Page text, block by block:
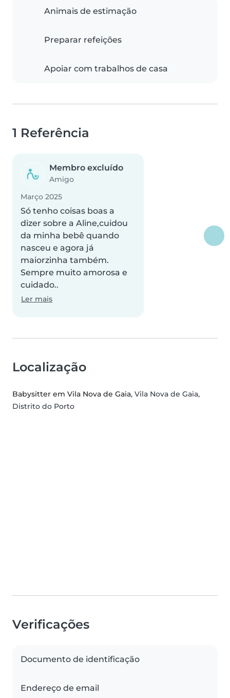
Animais de estimação
Preparar refeições
Apoiar com trabalhos de casa
1 Referência
Membro excluído
Amigo
Março 2025
Só tenho coisas boas a
dizer sobre a Aline,cuidou
da minha bebê quando
nasceu e agora já
maiorzinha também.
Sempre muito amorosa e
cuidado..
Ler mais
Localização
Babysitter em Vila Nova de Gaia, Vila Nova de Gaia,
Distrito do Porto
Verificações
Documento de identificação
Endereço de email